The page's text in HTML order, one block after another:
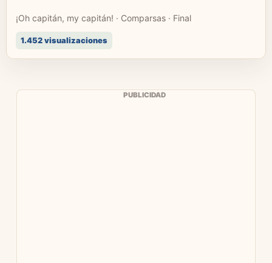
¡Oh capitán, my capitán! · Comparsas · Final
1.452 visualizaciones
PUBLICIDAD